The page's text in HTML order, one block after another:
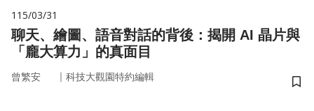
115/03/31
聊天、繪圖、語音對話的背後：揭開 AI 晶片與
「龐大算力」的真面目
曾繁安 ｜ 科技大觀園特約編輯
儲